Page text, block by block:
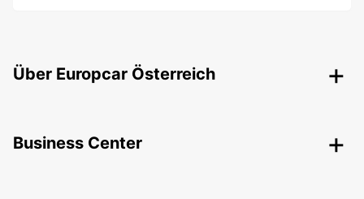
Über Europcar Österreich
Business Center